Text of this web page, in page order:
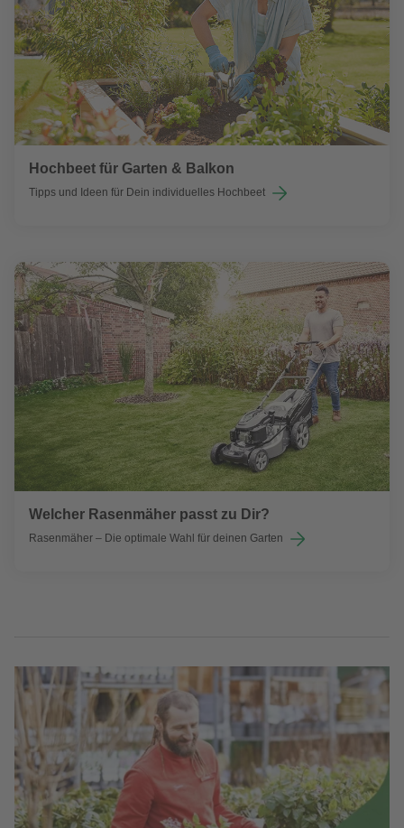
Hochbeet für Garten & Balkon
Tipps und Ideen für Dein individuelles Hochbeet
Welcher Rasenmäher passt zu Dir?
Rasenmäher – Die optimale Wahl für deinen Garten